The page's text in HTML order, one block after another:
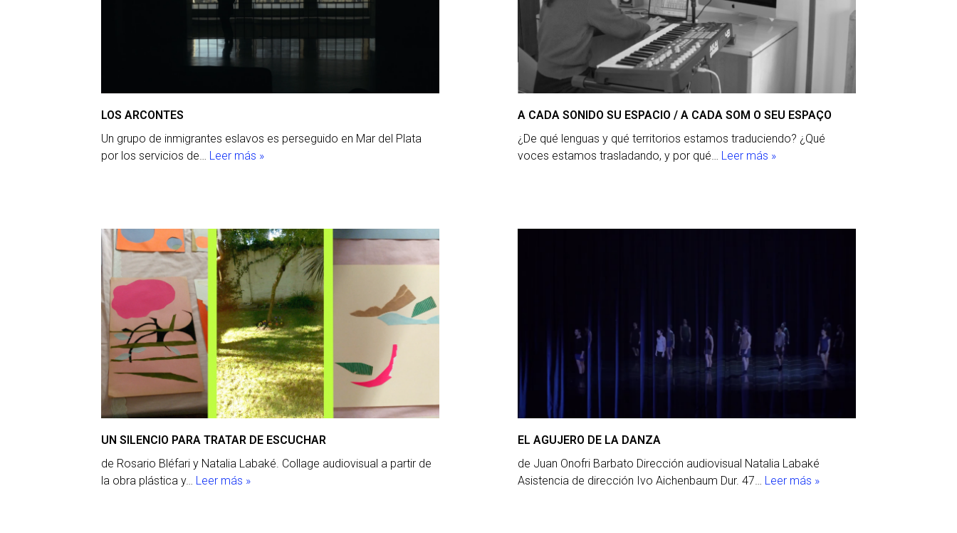
LOS ARCONTES
Un grupo de inmigrantes eslavos es perseguido en Mar del Plata
por los servicios de… Leer más »
A CADA SONIDO SU ESPACIO / A CADA SOM O SEU ESPAÇO
¿De qué lenguas y qué territorios estamos traduciendo? ¿Qué
voces estamos trasladando, y por qué… Leer más »
UN SILENCIO PARA TRATAR DE ESCUCHAR
de Rosario Bléfari y Natalia Labaké. Collage audiovisual a partir de
la obra plástica y… Leer más »
EL AGUJERO DE LA DANZA
de Juan Onofri Barbato Dirección audiovisual Natalia Labaké
Asistencia de dirección Ivo Aichenbaum Dur. 47… Leer más »